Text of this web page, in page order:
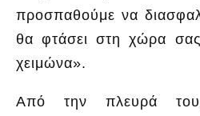
προσπαθούμε να
θα φτάσει στη χώρα
χειμώνα».
Από την πλευρά